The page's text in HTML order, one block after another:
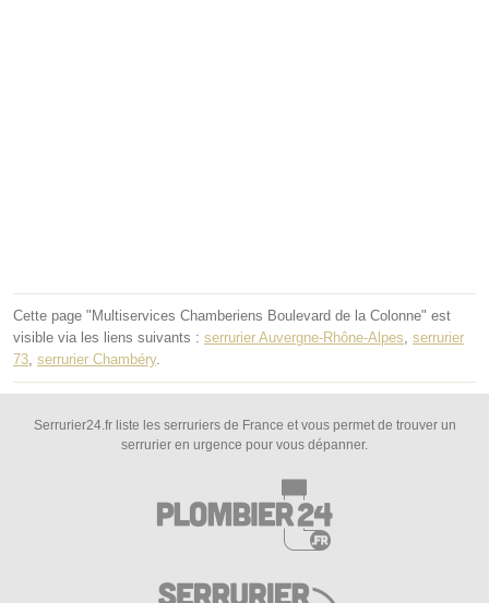
Cette page "Multiservices Chamberiens Boulevard de la Colonne" est
visible via les liens suivants : serrurier Auvergne-Rhône-Alpes, serrurier
73, serrurier Chambéry.
Serrurier24.fr liste les serruriers de France et vous permet de trouver un
serrurier en urgence pour vous dépanner.